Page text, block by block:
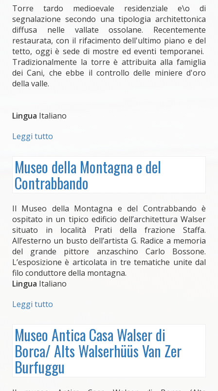
Calasca
Torre tardo medioevale residenziale e\o di
segnalazione secondo una tipologia architettonica
diffusa nelle vallate ossolane. Recentemente
restaurata, con il rifacimento dell'ultimo piano e del
tetto, oggi è sede di mostre ed eventi temporanei.
Tradizionalmente la torre è attribuita alla famiglia
dei Cani, che ebbe il controllo delle miniere d'oro
della valle.
Lingua Italiano
Leggi tutto
Battiggio
Museo della Montagna e del
Contrabbando
Il Museo della Montagna e del Contrabbando è
ospitato in un tipico edificio dell’architettura Walser
situato in località Prati della frazione Staffa.
All’esterno un busto dell’artista G. Radice a memoria
del grande pittore anzaschino Carlo Bossone.
L’esposizione è articolata in tre tematiche unite dal
filo conduttore della montagna.
Lingua Italiano
Leggi tutto
Montagna
e
del
Contrabbando
Museo Antica Casa Walser di
Borca/ Alts Walserhüüs Van Zer
Burfuggu